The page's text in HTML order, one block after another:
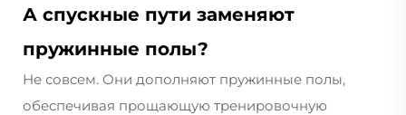
А спускные пути заменяют
пружинные полы?
Не совсем. Они дополняют пружинные полы,
обеспечивая прощающую тренировочную